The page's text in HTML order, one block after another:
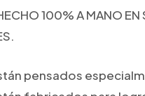
100% A MANO
pensados